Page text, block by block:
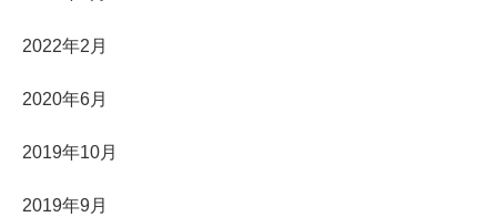
2022年2月
2020年6月
2019年10月
2019年9月